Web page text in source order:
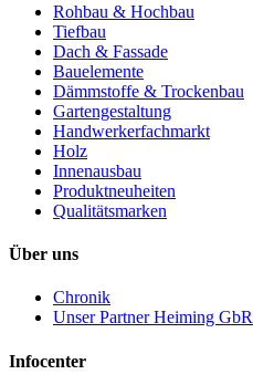
Rohbau & Hochbau
Tiefbau
Dach & Fassade
Bauelemente
Dämmstoffe & Trockenbau
Gartengestaltung
Handwerkerfachmarkt
Holz
Innenausbau
Produktneuheiten
Qualitätsmarken
Über uns
Chronik
Unser Partner Heiming GbR
Infocenter